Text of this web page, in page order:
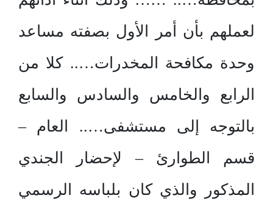
لعملهم بأن أمر الأول بصفته مساعد
وحدة مكافحة المخدرات….. كلا من
الرابع والخامس والسادس والسابع
بالتوجه إلى مستشفى….. العام –
قسم الطوارئ – لإحضار الجندي
المذكور والذي كان بلباسه الرسمي